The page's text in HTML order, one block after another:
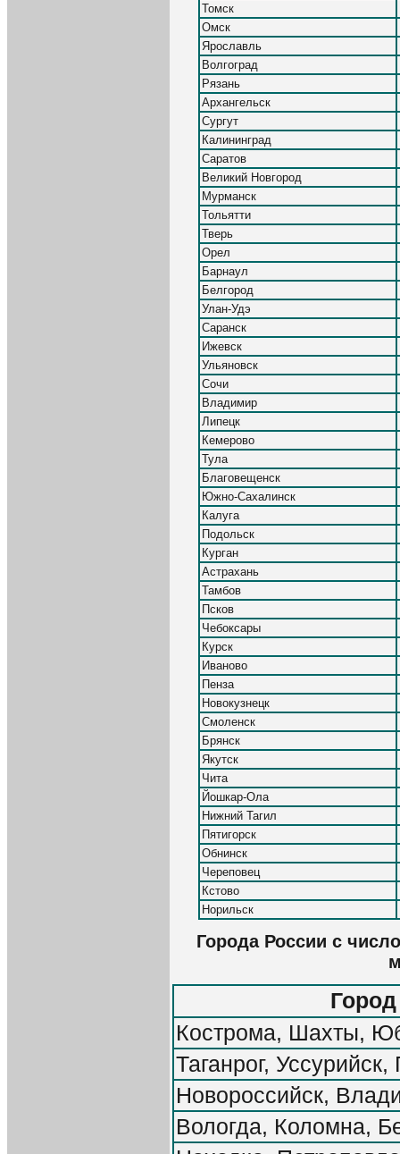
Томск
Омск
Ярославль
Волгоград
Рязань
Архангельск
Сургут
Калининград
Саратов
Великий Новгород
Мурманск
Тольятти
Тверь
Орел
Барнаул
Белгород
Улан-Удэ
Саранск
Ижевск
Ульяновск
Сочи
Владимир
Липецк
Кемерово
Тула
Благовещенск
Южно-Сахалинск
Калуга
Подольск
Курган
Астрахань
Тамбов
Псков
Чебоксары
Курск
Иваново
Пенза
Новокузнецк
Смоленск
Брянск
Якутск
Чита
Йошкар-Ола
Нижний Тагил
Пятигорск
Обнинск
Череповец
Кстово
Норильск
Города России с
Город
Кострома, Шахты,
Таганрог, Уссурийск,
Новороссийск,
Вологда, Коломна,